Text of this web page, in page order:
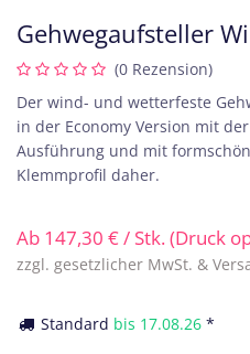
Gehwegaufsteller
(0 Rezension)
Der wind- und wetterfeste
in der Economy Version mit
Ausführung und mit
Klemmprofil daher.
Ab 147,30 €/ Stk. (Druck
zzgl. gesetzlicher MwSt. &
Standard bis 17.08.26 *